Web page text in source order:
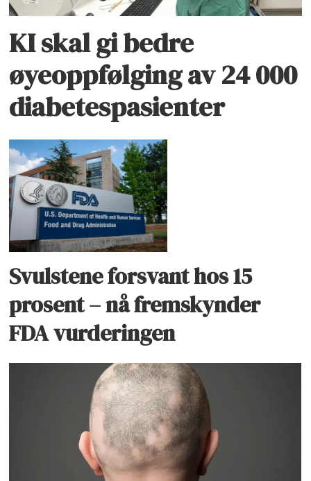
KI skal gi bedre
øyeoppfølging av 24 000
diabetespasienter
Svulstene forsvant hos 15
prosent – nå fremskynder
FDA vurderingen